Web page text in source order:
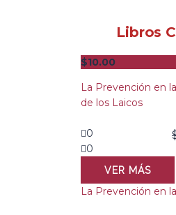
Libros
$10.00
La Prevención en
de los Laicos
0
0
VER MÁS
La Prevención en